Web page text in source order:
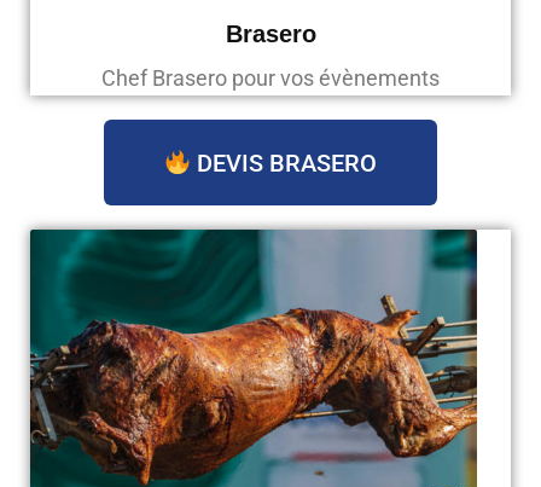
Brasero
Chef Brasero pour vos évènements
DEVIS BRASERO